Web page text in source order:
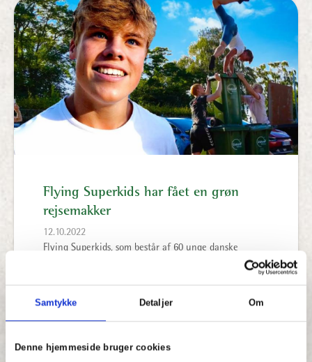
Samtykke Detaljer Om
Denne hjemmeside bruger cookies
Flying Superkids har fået en grøn
rejsemakker
12.10.2022
Flying Superkids, som består af 60 unge danske